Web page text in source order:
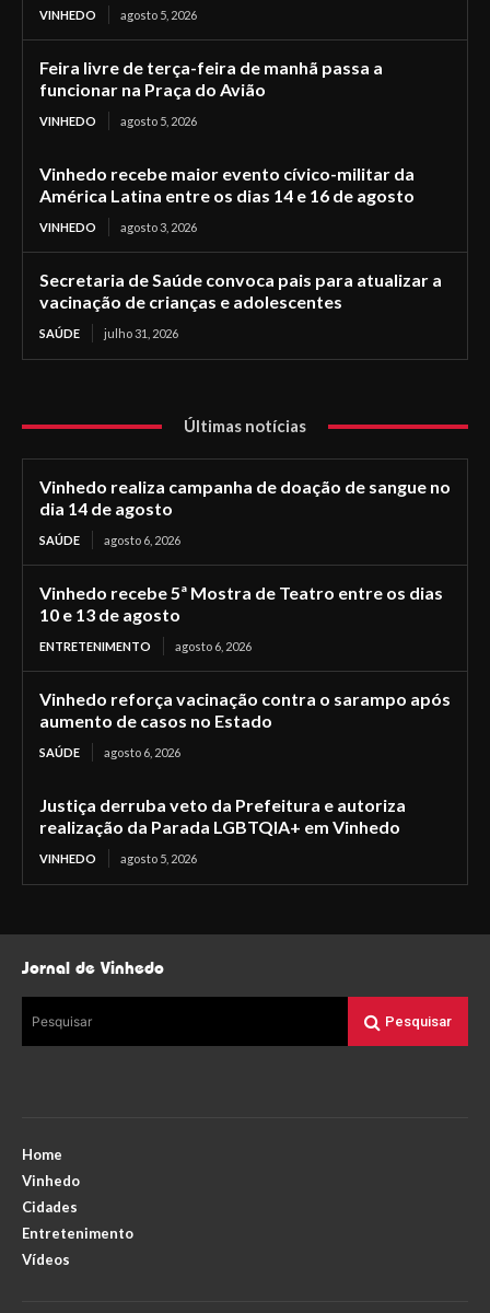
VINHEDO agosto 5, 2026
Feira livre de terça-feira de manhã passa a
funcionar na Praça do Avião
VINHEDO agosto 5, 2026
Vinhedo recebe maior evento cívico-militar da
América Latina entre os dias 14 e 16 de agosto
VINHEDO agosto 3, 2026
Secretaria de Saúde convoca pais para atualizar a
vacinação de crianças e adolescentes
SAÚDE julho 31, 2026
Últimas notícias
Vinhedo realiza campanha de doação de sangue no
dia 14 de agosto
SAÚDE agosto 6, 2026
Vinhedo recebe 5ª Mostra de Teatro entre os dias
10 e 13 de agosto
ENTRETENIMENTO agosto 6, 2026
Vinhedo reforça vacinação contra o sarampo após
aumento de casos no Estado
SAÚDE agosto 6, 2026
Justiça derruba veto da Prefeitura e autoriza
realização da Parada LGBTQIA+ em Vinhedo
VINHEDO agosto 5, 2026
Jornal de Vinhedo
Pesquisar Pesquisar
Home
Vinhedo
Cidades
Entretenimento
Vídeos